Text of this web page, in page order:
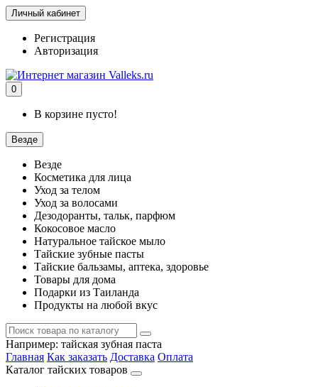
Личный кабинет
Регистрация
Авторизация
0
В корзине пусто!
Везде
Везде
Косметика для лица
Уход за телом
Уход за волосами
Дезодоранты, тальк, парфюм
Кокосовое масло
Натуральное тайское мыло
Тайские зубные пасты
Тайские бальзамы, аптека, здоровье
Товары для дома
Подарки из Таиланда
Продукты на любой вкус
Например: тайская зубная паста
Главная Как заказать Доставка Оплата
Каталог тайских товаров